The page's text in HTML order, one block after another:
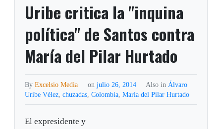
Uribe critica la "inquina
política" de Santos contra
María del Pilar Hurtado
ByExcelsio Media on julio 26, 2014 Also in Álvaro
Uribe Vélez,chuzadas,Colombia,Maria del Pilar Hurtado
El expresidente y